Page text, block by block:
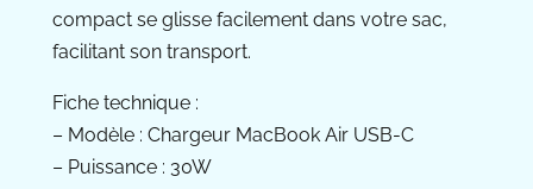
compact se glisse facilement dans votre sac,
facilitant son transport.
Fiche technique :
– Modèle : Chargeur MacBook Air USB-C
– Puissance : 30W